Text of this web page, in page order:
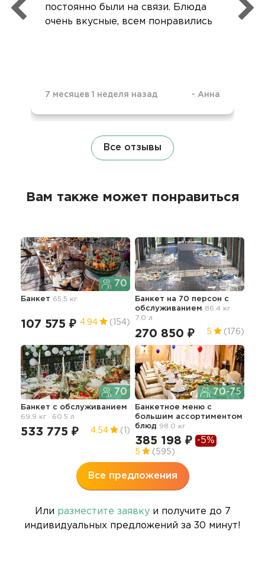
постоянно были на связи. Блюда
очень вкусные, всем понравились
7 месяцев 1 неделя назад - Анна
Все отзывы
Вам также может понравиться
70
Банкет 65.5 кг
107 575 ₽ 4.94 (154)
Банкет на 70 персон с
обслуживанием 86.4 кг
7.0 л
270 850 ₽ 5 (176)
70
Банкет с обслуживанием
69.9 кг
60.5 л
533 775 ₽ 4.54 (1)
70-75
Банкетное меню с
большим ассортиментом
блюд 98.0 кг
385 198 ₽ -5%
5 (595)
Все предложения
Или разместите заявкуи получите до 7
индивидуальных предложений за 30 минут!